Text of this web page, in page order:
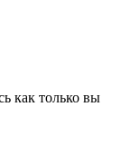
как только вы